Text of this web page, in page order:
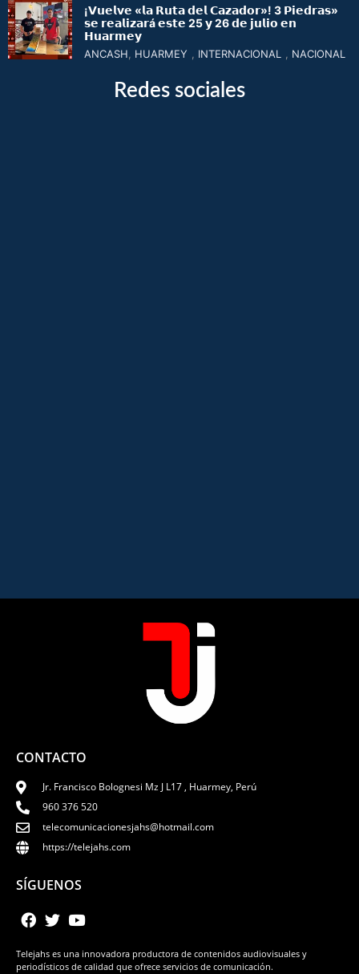
¡𝗩𝘂𝗲𝗹𝘃𝗲 «𝗹𝗮 𝗥𝘂𝘁𝗮 𝗱𝗲𝗹 𝗖𝗮𝘇𝗮𝗱𝗼𝗿»! 3 𝗣𝗶𝗲𝗱𝗿𝗮𝘀»
𝘀𝗲 𝗿𝗲𝗮𝗹𝗶𝘇𝗮𝗿á 𝗲𝘀𝘁𝗲 25 𝘆 26 𝗱𝗲 𝗷𝘂𝗹𝗶𝗼 𝗲𝗻
𝗛𝘂𝗮𝗿𝗺𝗲𝘆
ANCASH HUARMEY INTERNACIONAL NACIONAL
Redes sociales
CONTACTO
Jr. Francisco Bolognesi Mz J L17 , Huarmey, Perú
960 376 520
telecomunicacionesjahs@hotmail.com
https://telejahs.com
SÍGUENOS
Telejahs es una innovadora productora de contenidos audiovisuales y
periodísticos de calidad que ofrece servicios de comunicación.